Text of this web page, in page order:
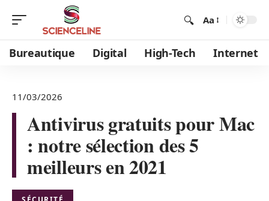
Aa
Bureautique Digital High-Tech Internet
11/03/2026
Antivirus gratuits pour Mac
: notre sélection des 5
meilleurs en 2021